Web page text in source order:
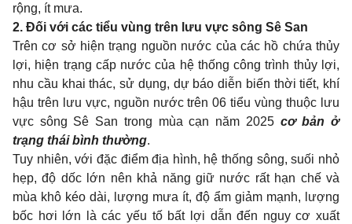
rộng, ít mưa.
2. Đối với các tiểu vùng trên lưu vực sông Sê San
Trên cơ sở hiện trạng nguồn nước của các hồ chứa thủy
lợi, hiện trạng cấp nước của hệ thống công trình thủy lợi,
nhu cầu khai thác, sử dụng, dự báo diễn biến thời tiết, khí
hậu trên lưu vực, nguồn nước trên 06 tiểu vùng thuộc lưu
vực sông Sê San trong mùa cạn năm 2025 cơ bản ở
trạng thái bình thường.
Tuy nhiên, với đặc điểm địa hình, hệ thống sông, suối nhỏ
hẹp, độ dốc lớn nên khả năng giữ nước rất hạn chế và
mùa khô kéo dài, lượng mưa ít, độ ẩm giảm mạnh, lượng
bốc hơi lớn là các yếu tố bất lợi dẫn đến nguy cơ xuất